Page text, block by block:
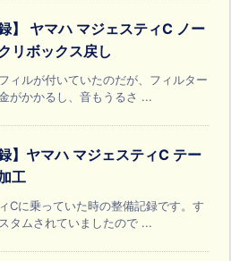
録】 ヤマハ マジェスティC ノー
リボックス戻し
ィルが付いていたのだが、フィルター
がかかるし、音もうるさ ...
録】ヤマハ マジェスティC テー
工
Cに乗っていた時の整備記録です。す
タムされていましたので ...